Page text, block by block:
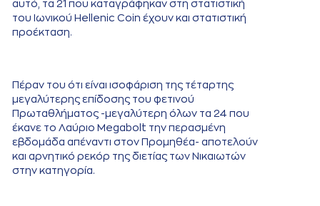
αυτό, τα 21 που καταγράφηκαν στη στατιστική
του Ιωνικού Hellenic Coin έχουν και στατιστική
προέκταση.
Πέραν του ότι είναι ισοφάριση της τέταρτης
μεγαλύτερης επίδοσης του φετινού
Πρωταθλήματος -μεγαλύτερη όλων τα 24 που
έκανε το Λαύριο Megabolt την περασμένη
εβδομάδα απέναντι στον Προμηθέα- αποτελούν
και αρνητικό ρεκόρ της διετίας των Νικαιωτών
στην κατηγορία.